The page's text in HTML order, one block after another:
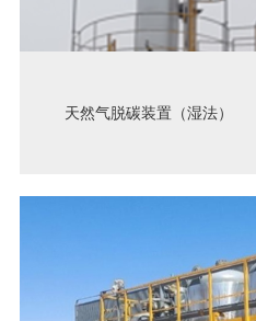
天然气脱碳装置（湿法）